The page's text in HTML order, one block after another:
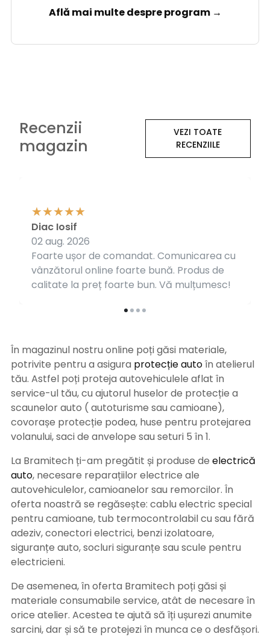
Află mai multe despre program →
Recenzii
magazin
VEZI TOATE
RECENZIILE
Foarte ușor de comandat. Comunicarea cu
vânzătorul online foarte bună. Produs de
calitate la preț foarte bun. Vă mulțumesc!
Diac Iosif
02 aug. 2026
În magazinul nostru online poți găsi materiale,
potrivite pentru a asigura protecție autoîn atelierul
tău. Astfel poți proteja autovehiculele aflat în
service-ul tău, cu ajutorul huselor de protecție a
scaunelor auto ( autoturisme sau camioane),
covorașe protecție podea, huse pentru protejarea
volanului, saci de anvelope sau seturi 5 în 1.
La Bramitech ți-am pregătit și produse de electrică
auto, necesare reparațiilor electrice ale
autovehiculelor, camioanelor sau remorcilor. În
oferta noastră se regăsește: cablu electric special
pentru camioane, tub termocontrolabil cu sau fără
adeziv, conectori electrici, benzi izolatoare,
siguranțe auto, socluri siguranțe sau scule pentru
electricieni.
De asemenea, în oferta Bramitech poți găsi și
materiale consumabile service, atât de necesare în
orice atelier. Acestea te ajută să îți ușurezi anumite
sarcini, dar și să te protejezi în munca ce o desfășori.